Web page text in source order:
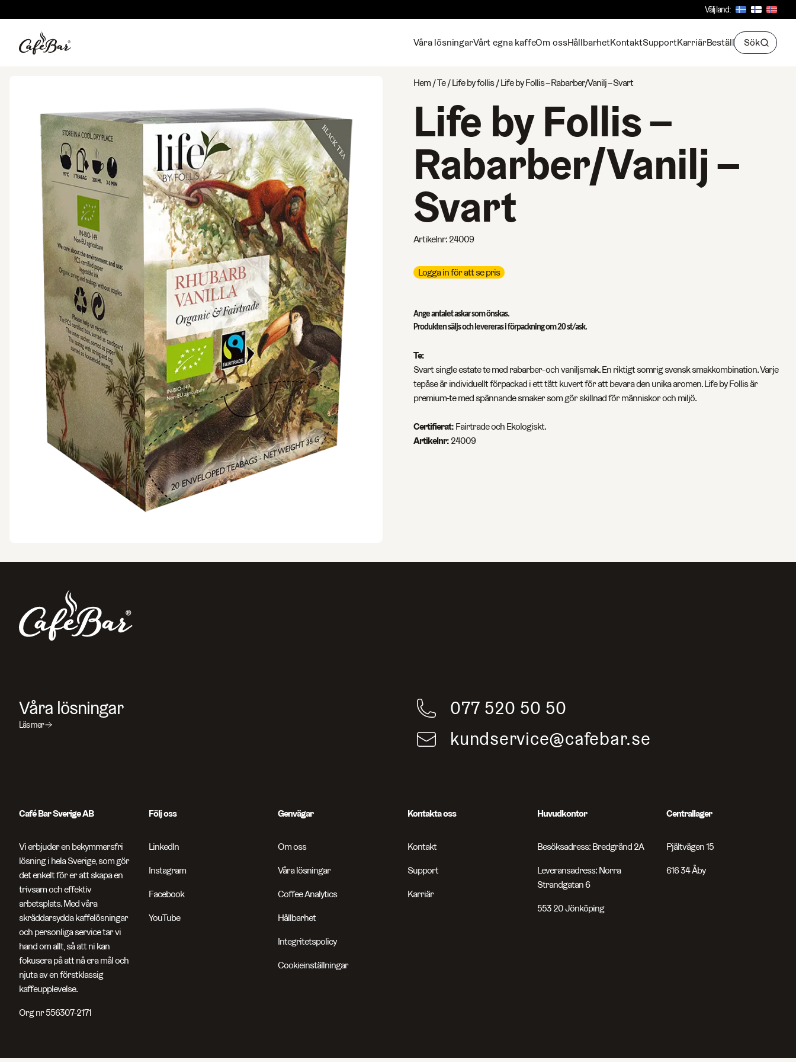
Välj land:
Våra lösningarVårt egna kaffeOm ossHållbarhetKontaktSupportKarriärBeställ Sök
Sök efter sidor, produkter, kontaktpersoner, artikelnummer och artiklar
Hem/Te/Life by follis/ Life by Follis – Rabarber/Vanilj – Svart
Life by Follis –
Rabarber/Vanilj –
Svart
Artikelnr:24009
Logga in för att se pris
Ange antalet askar som önskas.
Produkten säljs och levereras i förpackning om 20 st/ask.
Te:
Svart single estate te med rabarber- och vaniljsmak. En riktigt somrig svensk smakkombination. Varje
tepåse är individuellt förpackad i ett tätt kuvert för att bevara den unika aromen. Life by Follis är
premium-te med spännande smaker som gör skillnad för människor och miljö.
Certifierat:Fairtrade och Ekologiskt.
Artikelnr:24009
Våra lösningar
Läs mer
077 520 50 50
kundservice@cafebar.se
Café Bar Sverige AB
Vi erbjuder en bekymmersfri
lösning i hela Sverige, som gör
det enkelt för er att skapa en
trivsam och effektiv
arbetsplats. Med våra
skräddarsydda kaffelösningar
och personliga service tar vi
hand om allt, så att ni kan
fokusera på att nå era mål och
njuta av en förstklassig
kaffeupplevelse.
Org nr 556307-2171
Följ oss
LinkedIn
Instagram
Facebook
YouTube
Genvägar
Om oss
Våra lösningar
Coffee Analytics
Hållbarhet
Integritetspolicy
Cookieinställningar
Kontakta oss
Kontakt
Support
Karriär
Huvudkontor
Besöksadress: Bredgränd 2A
Leveransadress: Norra
Strandgatan 6
553 20 Jönköping
Centrallager
Pjältvägen 15
616 34 Åby